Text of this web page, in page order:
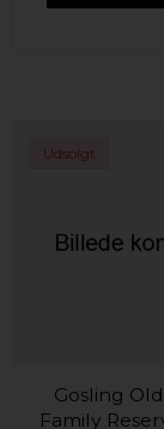
Udsolgt
Gosling
Family